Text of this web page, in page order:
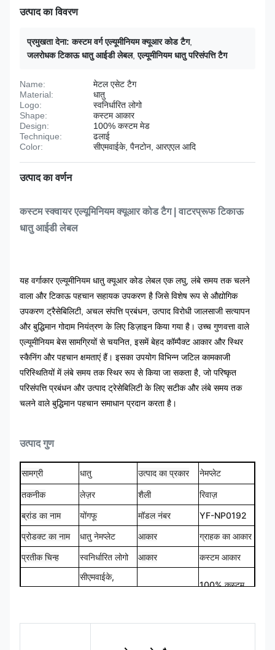
उत्पाद का विवरण
प्रमुखता देना: कस्टम वर्ग एल्यूमीनियम क्यूआर कोड टैग,
जलरोधक टिकाऊ धातु आईडी लेबल,एल्यूमीनियम धातु परिसंपत्ति टैग
Name:
मेटल एसेट टैग
Material:
धातु
Logo:
स्वनिर्धारित लोगो
Shape:
कस्टम आकार
Design:
100% कस्टम मेड
Technique:
ढलाई
Color:
सीएमवाईके, पैनटोन, आरएएल आदि
उत्पाद का वर्णन
कस्टम स्क्वायर एल्यूमिनियम क्यूआर कोड टैग | वाटरप्रूफ टिकाऊ
धातु आईडी लेबल
यह वर्गाकार एल्यूमीनियम धातु क्यूआर कोड लेबल एक लघु, लंबे समय तक चलने
वाला और टिकाऊ पहचान सहायक उपकरण है जिसे विशेष रूप से औद्योगिक
उपकरण ट्रैसेबिलिटी, अचल संपत्ति प्रबंधन, उत्पाद विरोधी जालसाजी सत्यापन
और बुद्धिमान गोदाम नियंत्रण के लिए डिज़ाइन किया गया है। उच्च गुणवत्ता वाले
एल्यूमीनियम बेस सामग्रियों से चयनित, इसमें बेहद कॉम्पैक्ट आकार और स्थिर
स्कैनिंग और पहचान क्षमताएं हैं। इसका उपयोग विभिन्न जटिल कामकाजी
परिस्थितियों में लंबे समय तक स्थिर रूप से किया जा सकता है, जो परिष्कृत
परिसंपत्ति प्रबंधन और उत्पाद ट्रेसेबिलिटी के लिए सटीक और लंबे समय तक
चलने वाले बुद्धिमान पहचान समाधान प्रदान करता है।
उत्पाद गुण
सामग्री धातु उत्पाद का प्रकार नेमप्लेट
तकनीक लेज़र शैली
रिवाज़
ब्रांड का नाम
योंगफू मॉडल नंबर
YF-NP0192
प्रोडक्ट का नाम
धातु नेमप्लेट आकार
ग्राहक का आकार
प्रतीक चिन्ह
स्वनिर्धारित लोगो आकार कस्टम आकार
सीएमवाईके,
100% कस्टम